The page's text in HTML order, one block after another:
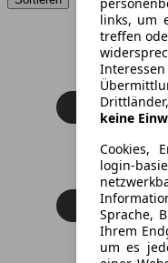
links, um
treffen
keine
Cookies,
login-
Sprache,
Ihrem
um es